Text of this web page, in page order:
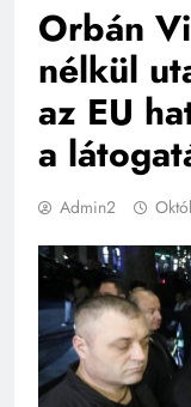
Orbán
nélkül
az EU
a
Admin2